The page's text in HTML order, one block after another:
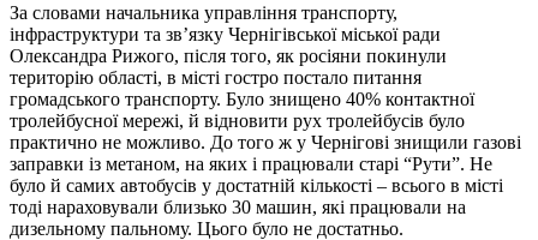
За словами начальника управління транспорту,
інфраструктури та зв’язку Чернігівської міської ради
Олександра Рижого, після того, як росіяни покинули
територію області, в місті гостро постало питання
громадського транспорту. Було знищено 40% контактної
тролейбусної мережі, й відновити рух тролейбусів було
практично не можливо. До того ж у Чернігові знищили газові
заправки із метаном, на яких і працювали старі “Рути”. Не
було й самих автобусів у достатній кількості – всього в місті
тоді нараховували близько 30 машин, які працювали на
дизельному пальному. Цього було не достатньо.